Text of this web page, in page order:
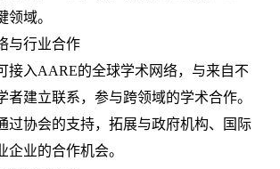
领域。
与行业合作
接入AARE的全球学术网络，与来自不
者建立联系，参与跨领域的学术合作。
过协会的支持，拓展与政府机构、国际
企业的合作机会。